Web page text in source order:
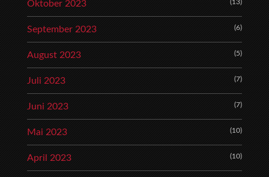
Oktober 2023 (13)
September 2023 (6)
August 2023 (5)
Juli 2023 (7)
Juni 2023 (7)
Mai 2023 (10)
April 2023 (10)